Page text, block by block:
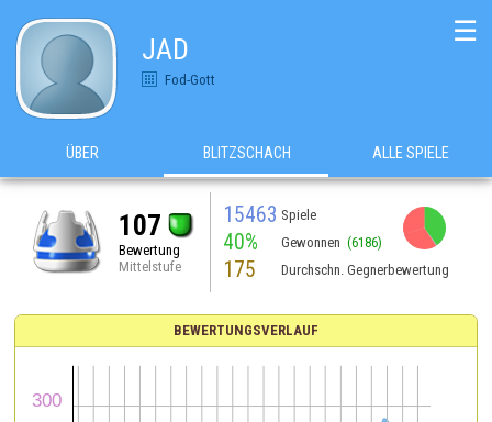
JAD
Fod-Gott
☰
ÜBER BLITZSCHACH ALLE SPIELE
107
Bewertung
Mittelstufe
15463 Spiele
40% Gewonnen (6186)
175 Durchschn. Gegnerbewertung
BEWERTUNGSVERLAUF